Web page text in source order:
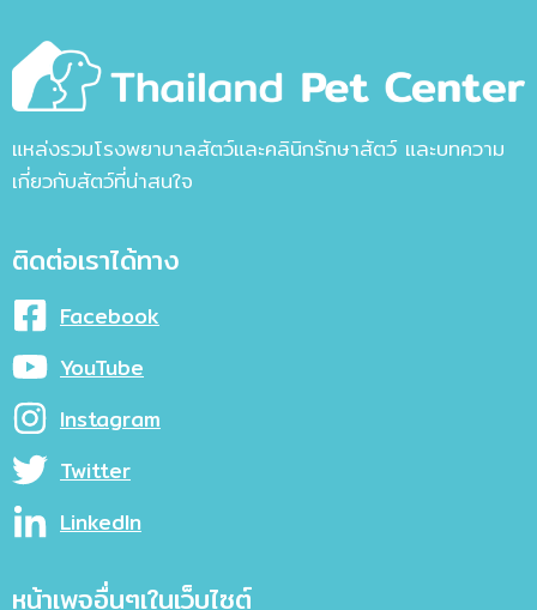
แหล่งรวมโรงพยาบาลสัตว์และคลินิกรักษาสัตว์ และบทความ
เกี่ยวกับสัตว์ที่น่าสนใจ
ติดต่อเราได้ทาง
Facebook
YouTube
Instagram
Twitter
LinkedIn
หน้าเพจอื่นๆเในเว็บไซต์